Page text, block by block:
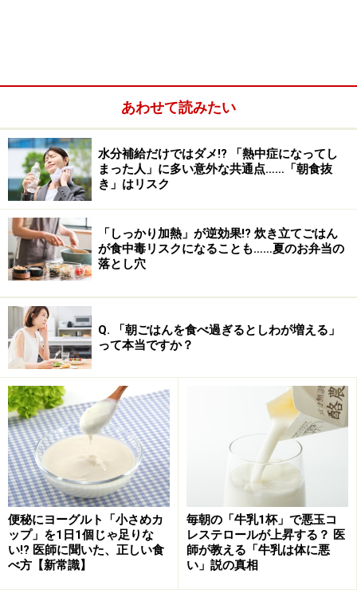
金柑の果皮にはシネフリンという成分が含まれていま
す。シネフリンはミカンの皮にも含まれています。ミカ
ンの皮は乾かして「陳皮」と呼ばれる漢方の風邪や喉の
炎症を抑える生薬となります。シネフリンは、気管支筋
弛緩作用などがあると考えられています。
■ビタミン
ビタミンCは100ｇ中49mg含まれ、レモン果汁と同等で
す。ビタミンEも含み、ビタミンC、ビタミンEともに抗
酸化作用があり、互いの働きを助け合います。筋や袋の
部分には、毛細血管を強くし動脈硬化予防に役立つとい
うヘスペリジンというフラボノイドも多く含まれていま
あわせて読みたい
水分補給だけではダメ!? 「熱中症になってし
まった人」に多い意外な共通点……「朝食抜
き」はリスク
「しっかり加熱」が逆効果!? 炊き立てごはん
が食中毒リスクになることも……夏のお弁当の
落とし穴
Q. 「朝ごはんを食べ過ぎるとしわが増える」
って本当ですか？
便秘にヨーグルト「小さめカ
ップ」を1日1個じゃ足りな
い!? 医師に聞いた、正しい食
べ方【新常識】
毎朝の「牛乳1杯」で悪玉コ
レステロールが上昇する？ 医
師が教える「牛乳は体に悪
い」説の真相